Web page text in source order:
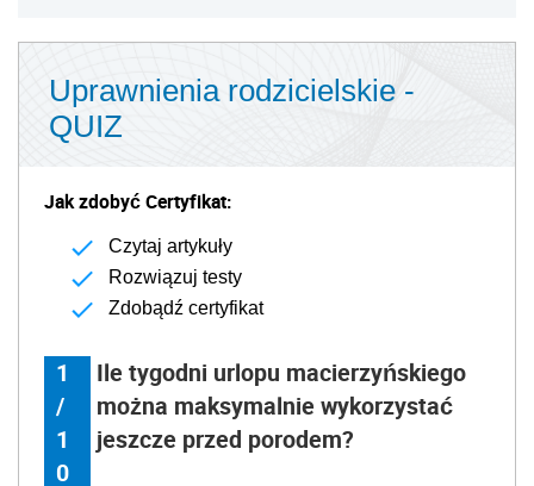
Uprawnienia rodzicielskie -
QUIZ
Jak zdobyć Certyfikat:
Czytaj artykuły
Rozwiązuj testy
Zdobądź certyfikat
1
/
1
0
Ile tygodni urlopu macierzyńskiego
można maksymalnie wykorzystać
jeszcze przed porodem?